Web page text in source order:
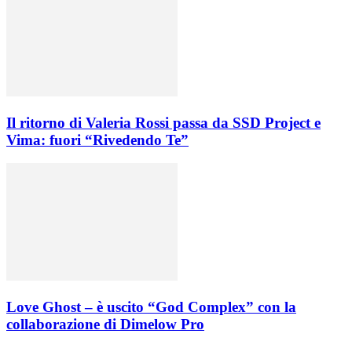
Il ritorno di Valeria Rossi passa da SSD Project e
Vima: fuori “Rivedendo Te”
Love Ghost – è uscito “God Complex” con la
collaborazione di Dimelow Pro